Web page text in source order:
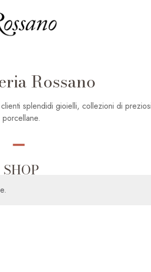
Rossano
splendidi gioielli, collezioni di
porcellane.
SHOP